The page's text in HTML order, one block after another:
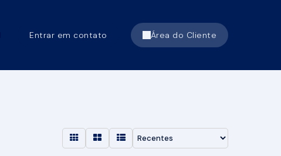
Área do Cliente
Entrar em contato